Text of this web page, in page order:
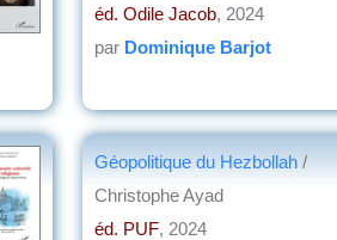
éd. Odile Jacob, 2024
par Dominique Barjot
Géopolitique du Hezbollah /
Christophe Ayad
éd. PUF, 2024